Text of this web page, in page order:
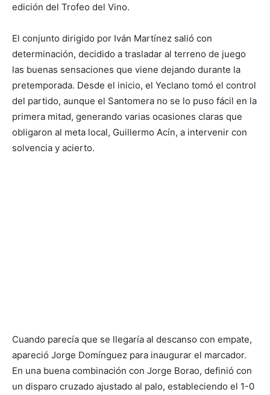
edición del Trofeo del Vino.
El conjunto dirigido por Iván Martínez salió con
determinación, decidido a trasladar al terreno de juego
las buenas sensaciones que viene dejando durante la
pretemporada. Desde el inicio, el Yeclano tomó el control
del partido, aunque el Santomera no se lo puso fácil en la
primera mitad, generando varias ocasiones claras que
obligaron al meta local, Guillermo Acín, a intervenir con
solvencia y acierto.
Cuando parecía que se llegaría al descanso con empate,
apareció Jorge Domínguez para inaugurar el marcador.
En una buena combinación con Jorge Borao, definió con
un disparo cruzado ajustado al palo, estableciendo el 1-0